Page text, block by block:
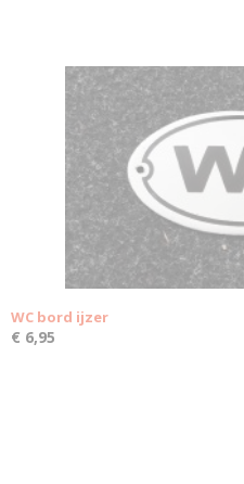
WC bord ijzer
€ 6,95